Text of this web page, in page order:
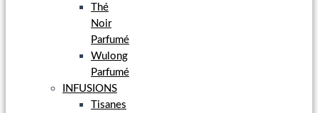
Thé
Noir
Parfumé
Wulong
Parfumé
INFUSIONS
Tisanes